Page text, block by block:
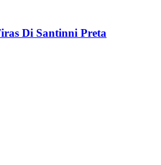
Di Santinni Preta